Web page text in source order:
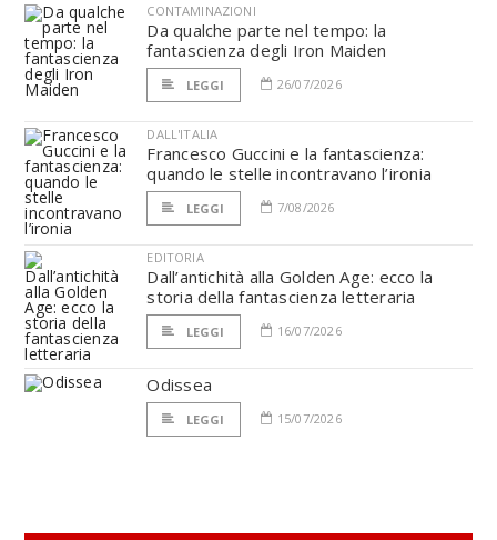
CONTAMINAZIONI
Da qualche parte nel tempo: la
fantascienza degli Iron Maiden
LEGGI 26/07/2026
DALL'ITALIA
Francesco Guccini e la fantascienza:
quando le stelle incontravano l’ironia
LEGGI 7/08/2026
EDITORIA
Dall’antichità alla Golden Age: ecco la
storia della fantascienza letteraria
LEGGI 16/07/2026
Odissea
LEGGI 15/07/2026